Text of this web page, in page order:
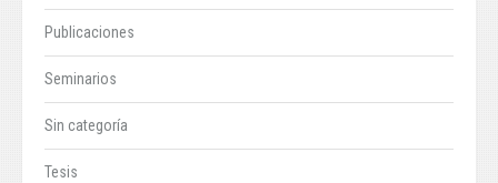
Publicaciones
Seminarios
Sin categoría
Tesis